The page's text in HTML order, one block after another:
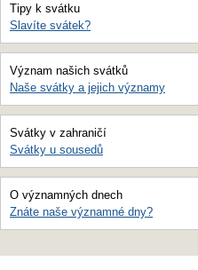
Tipy k svátku
Slavíte svátek?
Význam našich svátků
Naše svátky a jejich významy
Svátky v zahraničí
Svátky u sousedů
O významných dnech
Znáte naše významné dny?